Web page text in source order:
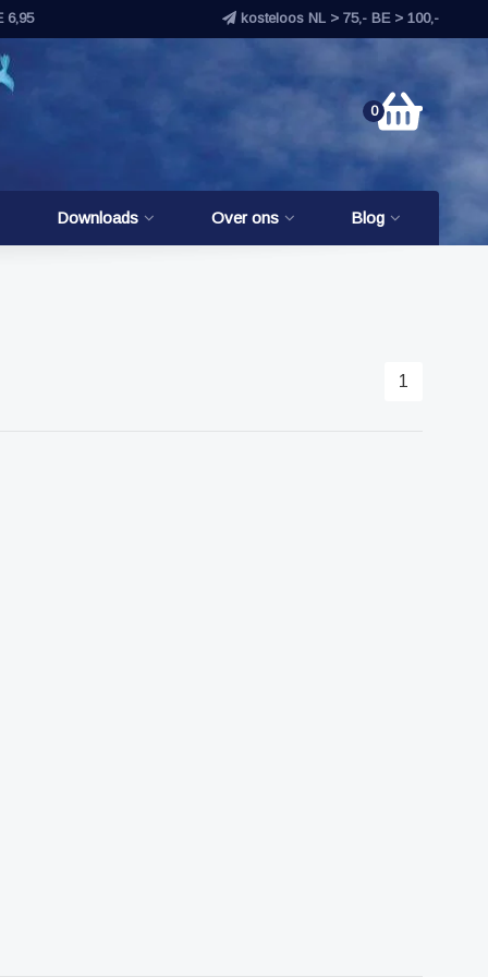
6,95 kosteloos NL > 75,- BE > 100,-
0
Downloads Over ons Blog
1